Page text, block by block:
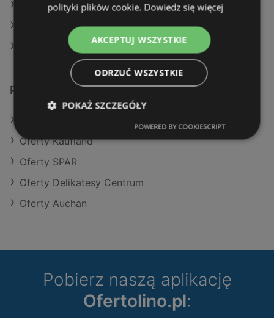
Aktualne gazetki Kaufland
Aktualne gazetki Selgros
Sklepy Eurocash w Kamień Pomorski
Podobne sklepy detaliczne
Oferty Kaufland
Oferty SPAR
Oferty Delikatesy Centrum
Oferty Auchan
Pobierz naszą aplikację
Ofertolino.pl:
polityki plików cookie. Dowiedz się więcej
AKCEPTUJ WSZYSTKIE
ODRZUĆ WSZYSTKIE
POKAŻ SZCZEGÓŁY
POWERED BY COOKIESCRIPT